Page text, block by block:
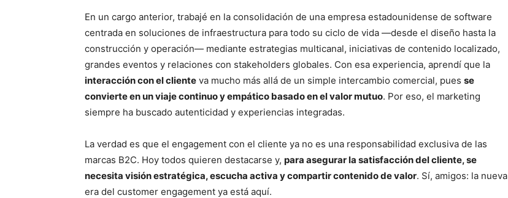
En un cargo anterior, trabajé en la consolidación de una empresa estadounidense de software
centrada en soluciones de infraestructura para todo su ciclo de vida —desde el diseño hasta la
construcción y operación— mediante estrategias multicanal, iniciativas de contenido localizado,
grandes eventos y relaciones con stakeholders globales. Con esa experiencia, aprendí que la
interacción con el cliente va mucho más allá de un simple intercambio comercial, pues se
convierte en un viaje continuo y empático basado en el valor mutuo. Por eso, el marketing
siempre ha buscado autenticidad y experiencias integradas.
La verdad es que el engagement con el cliente ya no es una responsabilidad exclusiva de las
marcas B2C. Hoy todos quieren destacarse y, para asegurar la satisfacción del cliente, se
necesita visión estratégica, escucha activa y compartir contenido de valor. Sí, amigos: la nueva
era del customer engagement ya está aquí.